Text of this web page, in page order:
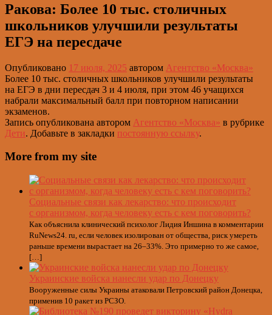
Ракова: Более 10 тыс. столичных
школьников улучшили результаты
ЕГЭ на пересдаче
Опубликовано 17 июля, 2025 автором Агентство «Москва»
Более 10 тыс. столичных школьников улучшили результаты
на ЕГЭ в дни пересдач 3 и 4 июля, при этом 46 учащихся
набрали максимальный балл при повторном написании
экзаменов.
Запись опубликована автором Агентство «Москва» в рубрике
Дети. Добавьте в закладки постоянную ссылку.
More from my site
Социальные связи как лекарство: что происходит
с организмом, когда человеку есть с кем поговорить?
Как объяснила клинический психолог Лидия Иншина в комментарии
RuNews24. ru, если человек изолирован от общества, риск умереть
раньше времени вырастает на 26–33%. Это примерно то же самое,
[…]
Украинские войска нанесли удар по Донецку
Вооруженные силы Украины атаковали Петровский район Донецка,
применив 10 ракет из РСЗО.